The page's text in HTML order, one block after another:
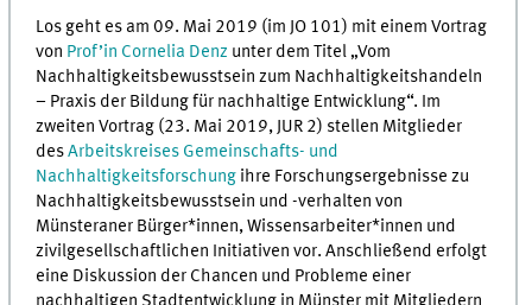
Los geht es am 09. Mai 2019 (im JO 101) mit einem Vortrag
von Prof’in Cornelia Denz unter dem Titel „Vom
Nachhaltigkeitsbewusstsein zum Nachhaltigkeitshandeln
– Praxis der Bildung für nachhaltige Entwicklung“. Im
zweiten Vortrag (23. Mai 2019, JUR 2) stellen Mitglieder
desArbeitskreises Gemeinschafts- und
Nachhaltigkeitsforschung ihre Forschungsergebnisse zu
Nachhaltigkeitsbewusstsein und -verhalten von
Münsteraner Bürger*innen, Wissensarbeiter*innen und
zivilgesellschaftlichen Initiativen vor. Anschließend erfolgt
eine Diskussion der Chancen und Probleme einer